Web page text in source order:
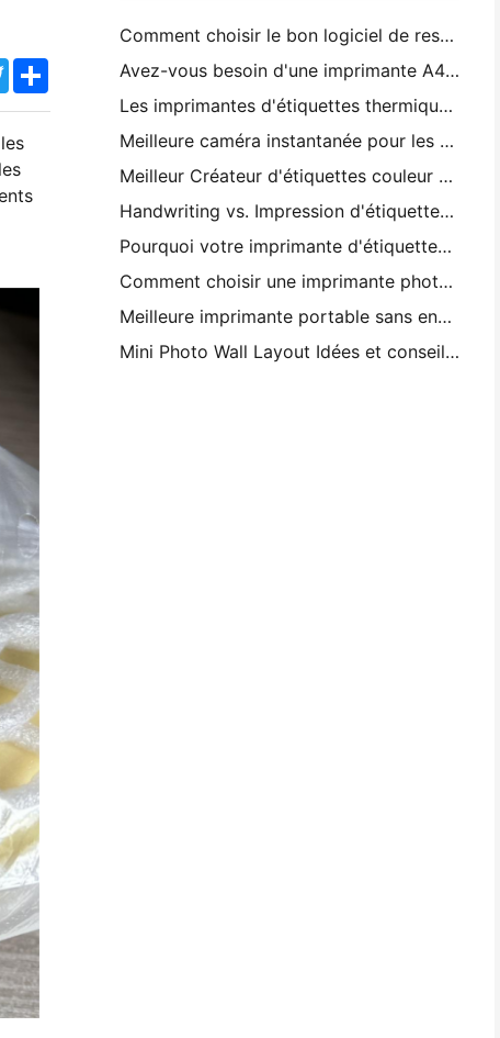
TwitterShare
Comment choisir le bon logiciel de restaurant pour votre petit ou moyen restaurant
Avez-vous besoin d'une imprimante A4 portable pour les factures d'entrepôt? Ce qui fonctionne réellement
Les imprimantes d'étiquettes thermiques peuvent-elles fabriquer des étiquettes imperméables pour les produits des petites entreprises?
Meilleure caméra instantanée pour les débutants qui ne veulent pas gaspiller du papier
Meilleur Créateur d'étiquettes couleur pour le journaling et le scrapbooking: ajouter plus de couleur à chaque page
Handwriting vs. Impression d'étiquettes d'expédition: conseils pour les petites entreprises en 2026
Pourquoi votre imprimante d'étiquettes continue-t-elle à brouiller?
Comment choisir une imprimante photo de poche: un guide complet pour les utilisateurs de journaux, de voyages et d'iPhone
Meilleure imprimante portable sans encre pour les voyages, l'école et le travail mobile: Hanin MT620 Pro Review
Mini Photo Wall Layout Idées et conseils pour la décoration de la chambre à coucher et du dortoir